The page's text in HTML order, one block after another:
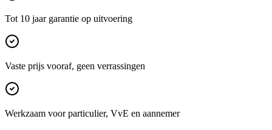
Tot 10 jaar garantie op uitvoering
Vaste prijs vooraf, geen verrassingen
Werkzaam voor particulier, VvE en aannemer